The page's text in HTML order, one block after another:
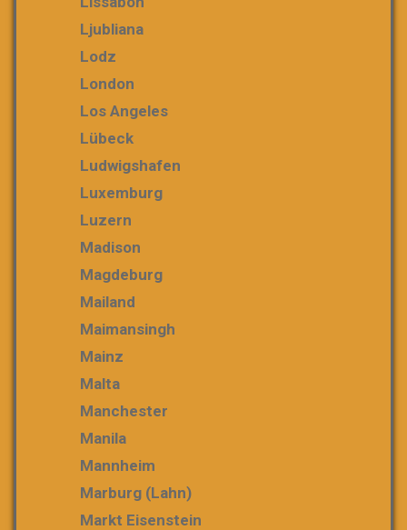
Ljubliana
Lodz
London
Los Angeles
Lübeck
Ludwigshafen
Luxemburg
Luzern
Madison
Magdeburg
Mailand
Maimansingh
Mainz
Malta
Manchester
Manila
Mannheim
Marburg (Lahn)
Markt Eisenstein